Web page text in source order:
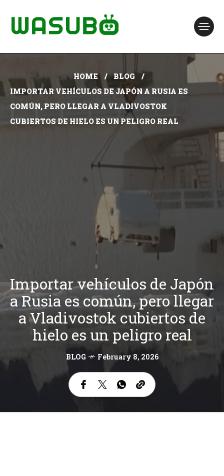
HOME
BLOG
IMPORTAR VEHÍCULOS DE JAPÓN A RUSIA ES
COMÚN, PERO LLEGAR A VLADIVOSTOK
CUBIERTOS DE HIELO ES UN PELIGRO REAL
Importar vehículos de Japón
a Rusia es común, pero llegar
a Vladivostok cubiertos de
hielo es un peligro real
BLOG February 8, 2026